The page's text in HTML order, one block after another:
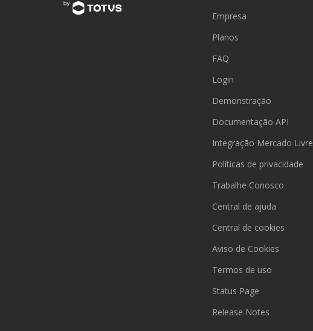
Empresa
Planos
FAQ
Login
Demonstração
Documentação API
Integração Mercado Livre
Políticas de privacidade
Trabalhe Conosco
Central de ajuda
Central de cookies
Aviso de Cookies
Termos de uso
Status Page
Release Notes